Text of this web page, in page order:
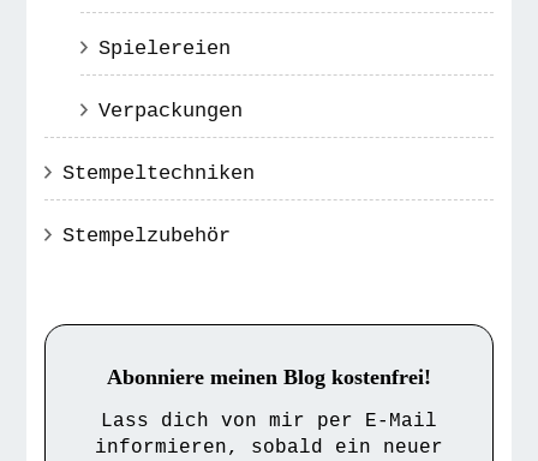
Spielereien
Verpackungen
Stempeltechniken
Stempelzubehör
Abonniere meinen Blog kostenfrei!
Lass dich von mir per E-Mail
informieren, sobald ein neuer